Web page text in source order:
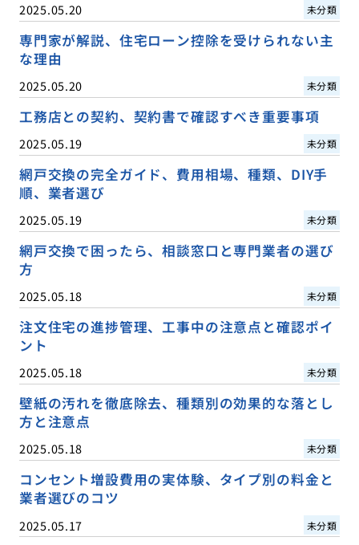
2025.05.20 未分類
専門家が解説、住宅ローン控除を受けられない主
な理由
2025.05.20 未分類
工務店との契約、契約書で確認すべき重要事項
2025.05.19 未分類
網戸交換の完全ガイド、費用相場、種類、DIY手
順、業者選び
2025.05.19 未分類
網戸交換で困ったら、相談窓口と専門業者の選び
方
2025.05.18 未分類
注文住宅の進捗管理、工事中の注意点と確認ポイ
ント
2025.05.18 未分類
壁紙の汚れを徹底除去、種類別の効果的な落とし
方と注意点
2025.05.18 未分類
コンセント増設費用の実体験、タイプ別の料金と
業者選びのコツ
2025.05.17 未分類